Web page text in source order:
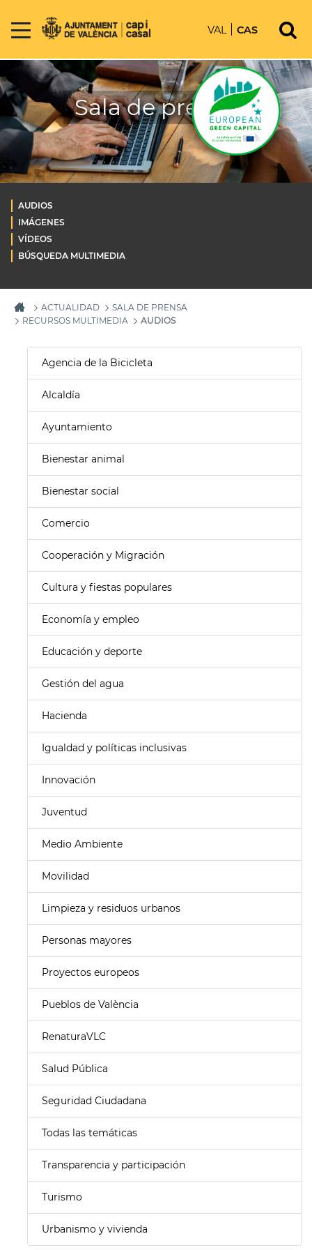
VAL CAS
Sala de prensa
AUDIOS
IMÁGENES
VÍDEOS
BÚSQUEDA MULTIMEDIA
ACTUALIDAD
SALA DE PRENSA
RECURSOS MULTIMEDIA
AUDIOS
Agencia de la Bicicleta
Alcaldía
Ayuntamiento
Bienestar animal
Bienestar social
Comercio
Cooperación y Migración
Cultura y fiestas populares
Economía y empleo
Educación y deporte
Gestión del agua
Hacienda
Igualdad y políticas inclusivas
Innovación
Juventud
Medio Ambiente
Movilidad
Limpieza y residuos urbanos
Personas mayores
Proyectos europeos
Pueblos de València
RenaturaVLC
Salud Pública
Seguridad Ciudadana
Todas las temáticas
Transparencia y participación
Turismo
Urbanismo y vivienda